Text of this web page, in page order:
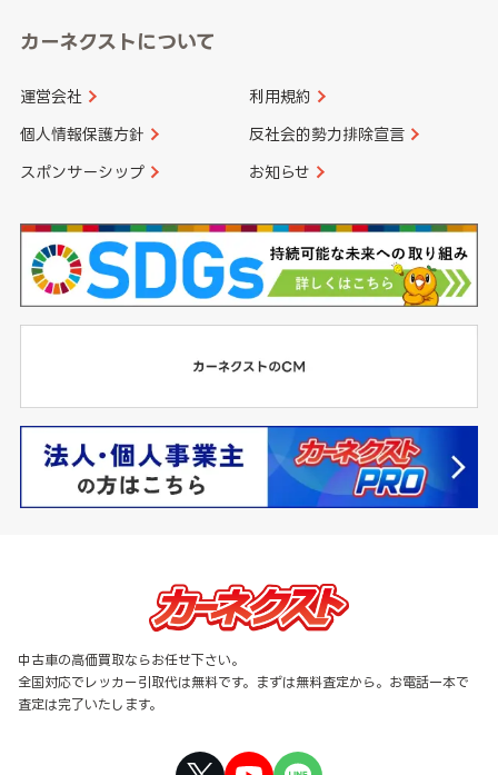
カーネクストについて
運営会社 利用規約
個人情報保護方針 反社会的勢力排除宣言
スポンサーシップ お知らせ
中古車の高価買取ならお任せ下さい。
全国対応でレッカー引取代は無料です。まずは無料査定から。お電話一本で
査定は完了いたします。